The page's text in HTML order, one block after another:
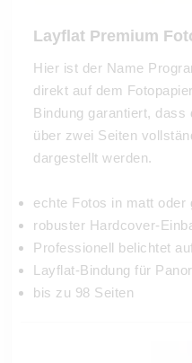
Layflat Premium
Hier ist der Name
direkt auf dem
Bindung garantiert, dass
über zwei Seiten
dargestellt werden.
echte Fotos in matt oder
robuster Hardcover-
Professionell belichtet
Layflat-Bindung für
bis zu 98 Seiten